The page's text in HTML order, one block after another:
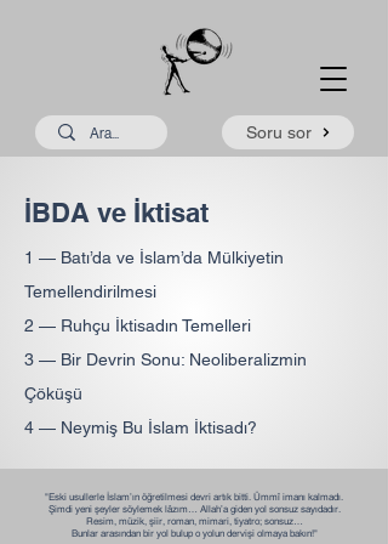
Soru sor
İBDA ve İktisat
1 — Batı’da ve İslam’da Mülkiyetin
Temellendirilmesi
2 — Ruhçu İktisadın Temelleri
3 — Bir Devrin Sonu: Neoliberalizmin
Çöküşü
4 — Neymiş Bu İslam İktisadı?
"Eski usullerle İslam’ın öğretilmesi devri artık bitti. Ümmî imanı kalmadı.
Şimdi yeni şeyler söylemek lâzım… Allah’a giden yol sonsuz sayıdadır.
Resim, müzik, şiir, roman, mimari, tiyatro; sonsuz…
Bunlar arasından bir yol bulup o yolun dervişi olmaya bakın!"​​